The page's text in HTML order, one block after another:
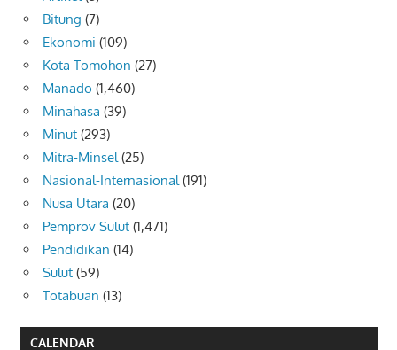
Bitung (7)
Ekonomi (109)
Kota Tomohon (27)
Manado (1,460)
Minahasa (39)
Minut (293)
Mitra-Minsel(25)
Nasional-Internasional(191)
Nusa Utara (20)
Pemprov Sulut (1,471)
Pendidikan (14)
Sulut (59)
Totabuan (13)
CALENDAR